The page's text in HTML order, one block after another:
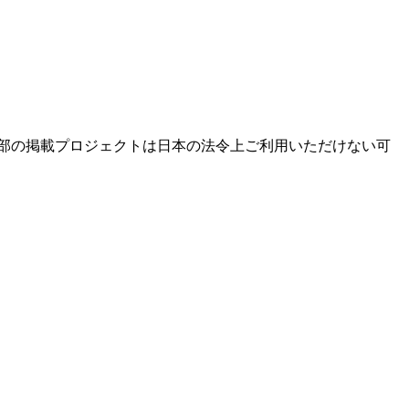
掲載プロジェクトは日本の法令上ご利用いただけない可